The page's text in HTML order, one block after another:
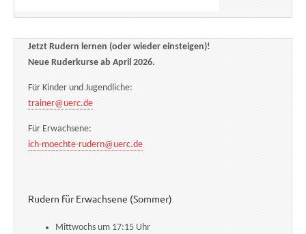
Jetzt Rudern lernen (oder wieder einsteigen)!
Neue Ruderkurse ab April 2026.
Für Kinder und Jugendliche:
trainer@uerc.de
Für Erwachsene:
ich-moechte-rudern@uerc.de
Rudern für Erwachsene (Sommer)
Mittwochs um 17:15 Uhr